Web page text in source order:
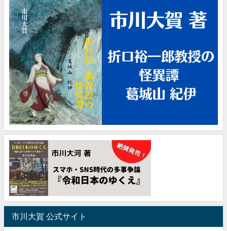
市川大賀 公式サイト